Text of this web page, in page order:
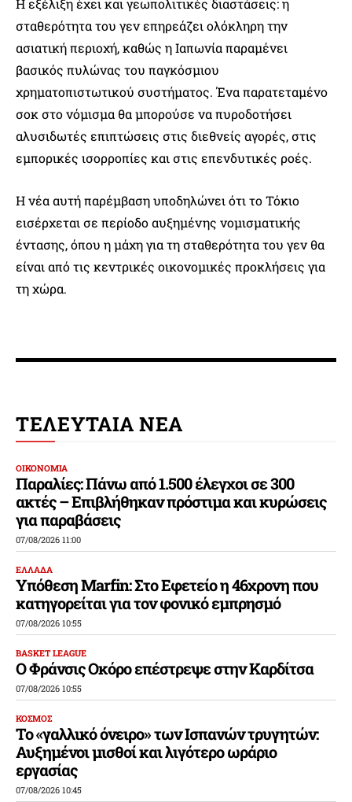
Η εξέλιξη έχει και γεωπολιτικές διαστάσεις: η
σταθερότητα του γεν επηρεάζει ολόκληρη την
ασιατική περιοχή, καθώς η Ιαπωνία παραμένει
βασικός πυλώνας του παγκόσμιου
χρηματοπιστωτικού συστήματος. Ένα παρατεταμένο
σοκ στο νόμισμα θα μπορούσε να πυροδοτήσει
αλυσιδωτές επιπτώσεις στις διεθνείς αγορές, στις
εμπορικές ισορροπίες και στις επενδυτικές ροές.
Η νέα αυτή παρέμβαση υποδηλώνει ότι το Τόκιο
εισέρχεται σε περίοδο αυξημένης νομισματικής
έντασης, όπου η μάχη για τη σταθερότητα του γεν θα
είναι από τις κεντρικές οικονομικές προκλήσεις για
τη χώρα.
ΤΕΛΕΥΤΑΙΑ ΝΕΑ
ΟΙΚΟΝΟΜΙΑ
Παραλίες: Πάνω από 1.500 έλεγχοι σε 300
ακτές – Επιβλήθηκαν πρόστιμα και κυρώσεις
για παραβάσεις
07/08/2026 11:00
ΕΛΛΑΔΑ
Υπόθεση Marfin: Στο Εφετείο η 46χρονη που
κατηγορείται για τον φονικό εμπρησμό
07/08/2026 10:55
BASKET LEAGUE
Ο Φράνσις Οκόρο επέστρεψε στην Καρδίτσα
07/08/2026 10:55
ΚΟΣΜΟΣ
Το «γαλλικό όνειρο» των Ισπανών τρυγητών:
Αυξημένοι μισθοί και λιγότερο ωράριο
εργασίας
07/08/2026 10:45